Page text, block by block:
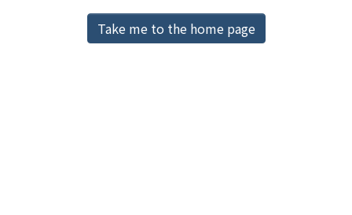
Download RankingTake me to the home page